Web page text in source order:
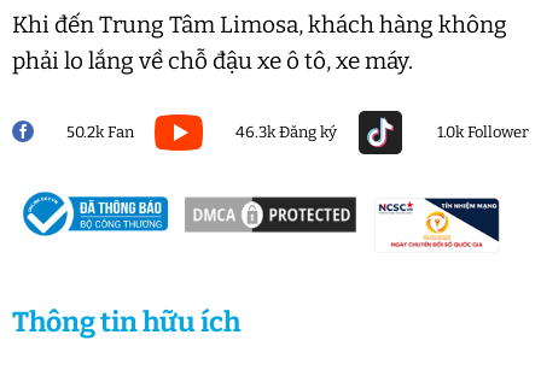
Khi đến Trung Tâm Limosa, khách hàng không
phải lo lắng về chỗ đậu xe ô tô, xe máy.
50.2k Fan 46.3k Đăng ký 1.0k Follower
Thông tin hữu ích